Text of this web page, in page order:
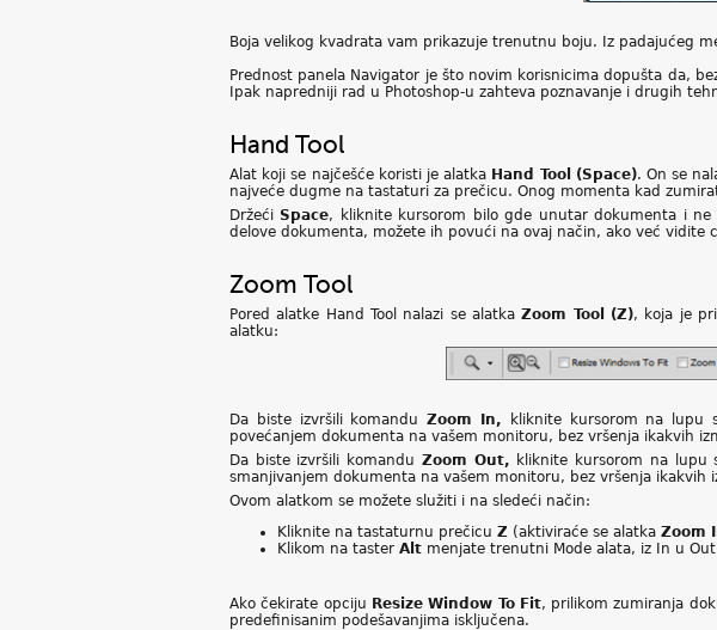
Boja velikog kvadrata vam prikazuje trenutnu boju. Iz padajućeg
Prednost panela Navigator je što novim korisnicima dopušta da,
Ipak napredniji rad u Photoshop-u zahteva poznavanje i drugih
Hand Tool
Alat koji se najčešće koristi je alatka Hand Tool (Space). On se
najveće dugme na tastaturi za prečicu. Onog momenta kad
Držeći Space, kliknite kursorom bilo gde unutar dokumenta i
delove dokumenta, možete ih povući na ovaj način, ako već
Zoom Tool
Pored alatke Hand Tool nalazi se alatkaZoom Tool (Z), koja je
alatku:
Da biste izvršili komanduZoom In,
kliknite kursorom na lupu
povećanjem dokumenta na vašem monitoru, bez vršenja ikakvih
Da biste izvršili komandu Zoom Out, kliknite kursorom na lupu
smanjivanjem dokumenta na vašem monitoru, bez vršenja ikakvih
Ovom alatkom se možete služiti i na sledeći način:
Kliknite na tastaturnu prečicu Z (aktiviraće se alatka Zoom
Klikom na taster Alt menjate trenutni Mode alata, iz In u
Ako čekirate opciju Resize Window To Fit, prilikom zumiranja
predefinisanim podešavanjima isključena.